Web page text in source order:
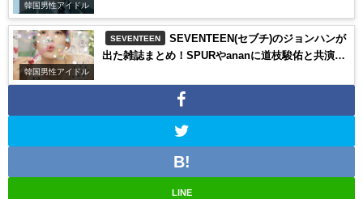
韓国男性アイドル
韓国男性アイドル
SEVENTEEN
SEVENTEEN(セブチ)のジョンハンが
出た雑誌まとめ！SPURやananに道枝駿佑と共演し
LINE